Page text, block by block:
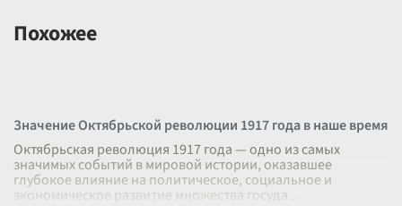
Похожее
Значение Октябрьской революции 1917 года в наше время
Октябрьская революция 1917 года — одно из самых
значимых событий в мировой истории, оказавшее
глубокое влияние на политическое, социальное и
экономическое развитие множества госуда